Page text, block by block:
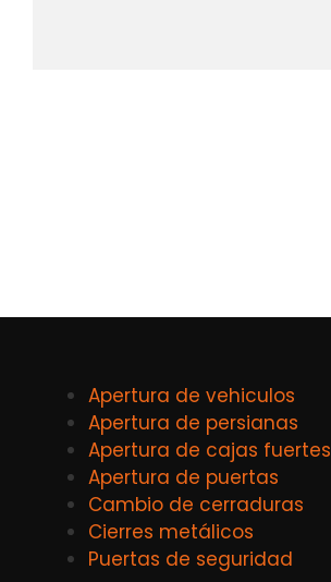
Apertura de vehiculos
Apertura de persianas
Apertura de cajas fuertes
Apertura de puertas
Cambio de cerraduras
Cierres metálicos
Puertas de seguridad